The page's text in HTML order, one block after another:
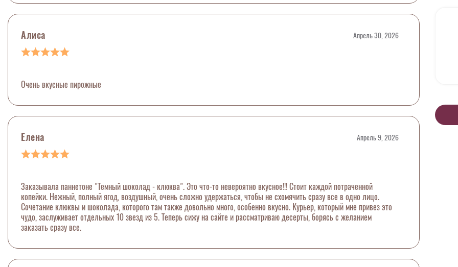
Алиса Апрель 30, 2026
Очень вкусные пирожные
Елена Апрель 9, 2026
Заказывала паннетоне "Темный шоколад - клюква". Это что-то невероятно вкусное!!! Стоит каждой потраченной
копейки. Нежный, полный ягод, воздушный, очень сложно удержаться, чтобы не схомячить сразу все в одно лицо.
Сочетание клюквы и шоколада, которого там также довольно много, особенно вкусно. Курьер, который мне привез это
чудо, заслуживает отдельных 10 звезд из 5. Теперь сижу на сайте и рассматриваю десерты, борясь с желанием
заказать сразу все.